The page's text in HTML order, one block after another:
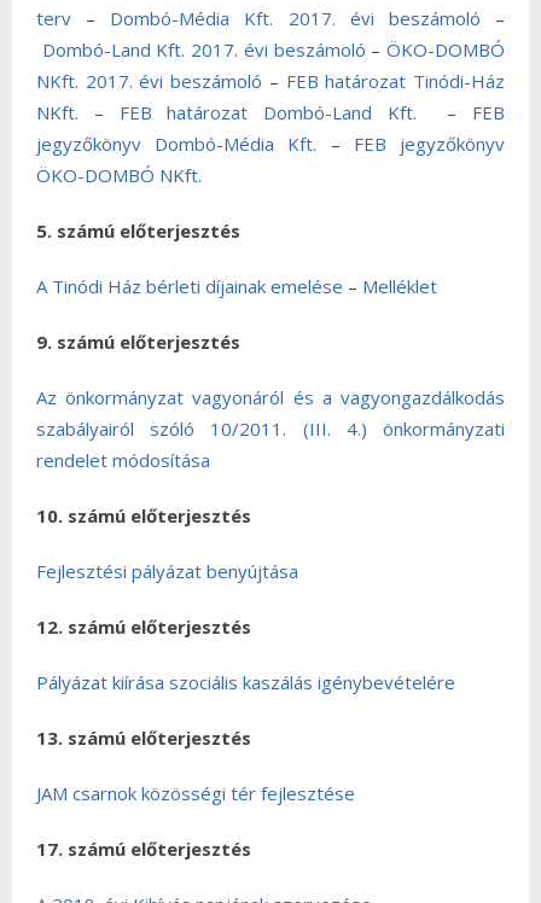
terv – Dombó-Média Kft. 2017. évi beszámoló –
Dombó-Land Kft. 2017. évi beszámoló –ÖKO-DOMBÓ
NKft. 2017. évi beszámoló – FEB határozat Tinódi-Ház
NKft. – FEB határozat Dombó-Land Kft. – FEB
jegyzőkönyv Dombó-Média Kft. – FEB jegyzőkönyv
ÖKO-DOMBÓ NKft.
5. számú előterjesztés
A Tinódi Ház bérleti díjainak emelése – Melléklet
9. számú előterjesztés
Az önkormányzat vagyonáról és a vagyongazdálkodás
szabályairól szóló 10/2011. (III. 4.) önkormányzati
rendelet módosítása
10. számú előterjesztés
Fejlesztési pályázat benyújtása
12. számú előterjesztés
Pályázat kiírása szociális kaszálás igénybevételére
13. számú előterjesztés
JAM csarnok közösségi tér fejlesztése
17. számú előterjesztés